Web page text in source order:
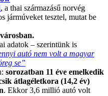
, a thai származásű norvég
jármúveket tesztel, mutat be
adatok – szerintünk is
autó nem volt a magyar
se”
sorozatban 11 éve emelkedik
átlagéletkora (14,2 év)
. Ekkor 3,6 millió autó volt